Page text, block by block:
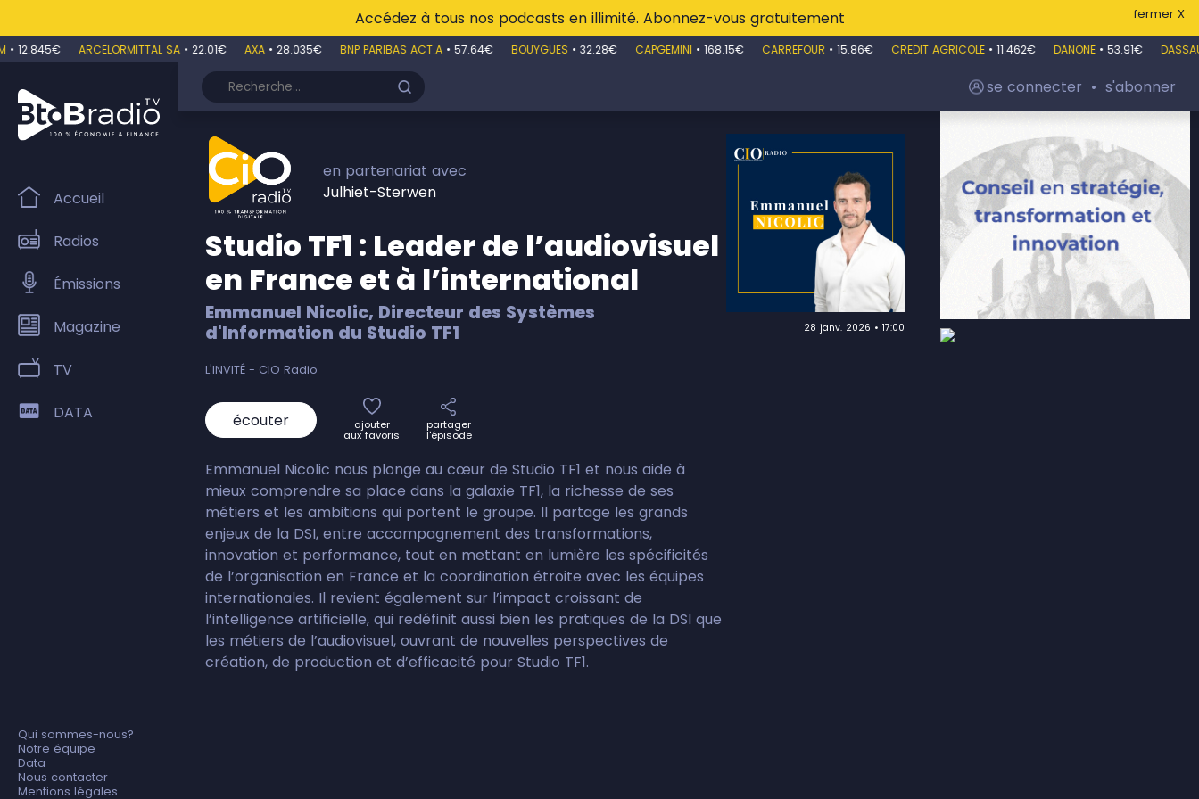
Accédez à tous nos podcasts en illimité. Abonnez-vous gratuitement fermer X
12.845€ ARCELORMITTAL SA•22.01€ AXA•28.035€ BNP PARIBAS ACT.A•57.64€ BOUYGUES•32.28€ CAPGEMINI•168.15€ CARREFOUR•15.86€ CREDIT AGRICOLE•11.462€ DANONE•53.91€
Accueil
Radios
Émissions
Magazine
TV
DATA
Qui sommes-nous?
Notre équipe
Data
Nous contacter
Mentions légales
se connecter • s'abonner
en partenariat avec
Julhiet-Sterwen
Studio TF1 : Leader de l’audiovisuel
en France et à l’international
Emmanuel Nicolic, Directeur des Systèmes
d'Information du Studio TF1
L'INVITÉ - CIO Radio
écouter ajouter
aux favoris
partager
l'épisode
Emmanuel Nicolic nous plonge au cœur de Studio TF1 et nous aide à
mieux comprendre sa place dans la galaxie TF1, la richesse de ses
métiers et les ambitions qui portent le groupe. Il partage les grands
enjeux de la DSI, entre accompagnement des transformations,
innovation et performance, tout en mettant en lumière les spécificités
de l’organisation en France et la coordination étroite avec les équipes
internationales. Il revient également sur l’impact croissant de
l’intelligence artificielle, qui redéfinit aussi bien les pratiques de la DSI que
les métiers de l’audiovisuel, ouvrant de nouvelles perspectives de
création, de production et d’efficacité pour Studio TF1.
28 janv. 2026 • 17:00